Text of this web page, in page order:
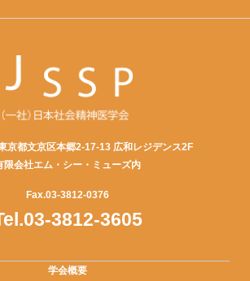
京都文京区本郷2-17-13 広和レジデンス2F
限会社エム・シー・ミューズ内
Fax.03-3812-0376
3812-3605
学会概要